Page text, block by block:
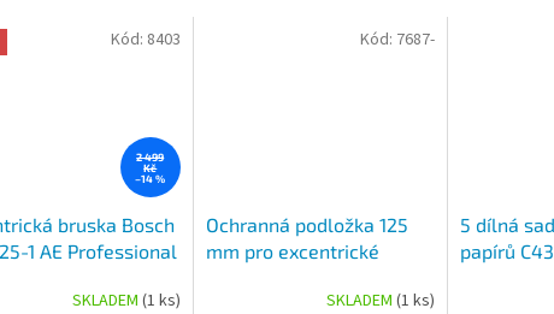
2 499
Kč
–14 %
bruska Bosch
1 AE Professional
SKLADEM (1 ks)
Kód: 8403
Ochranná podložka 125
mm pro excentrické
SKLADEM (1 ks)
Kód: 7687-
5 dílná
papírů